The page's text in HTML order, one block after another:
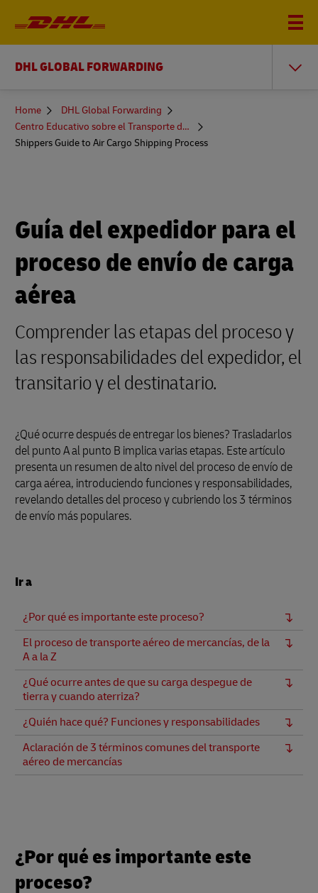
DHL GLOBAL FORWARDING
You
here
Home
DHL Global Forwarding
Centro Educativo sobre el Transporte de Mercancías
Shippers Guide to Air Cargo Shipping Process
Guía del expedidor para el
proceso de envío de carga
aérea
Comprender las etapas del proceso y
las responsabilidades del expedidor, el
transitario y el destinatario.
¿Qué ocurre después de entregar los bienes? Trasladarlos
del punto A al punto B implica varias etapas. Este artículo
presenta un resumen de alto nivel del proceso de envío de
carga aérea, introduciendo funciones y responsabilidades,
revelando detalles del proceso y cubriendo los 3 términos
de envío más populares.
Ir a
¿Por qué es importante este proceso?
El proceso de transporte aéreo de mercancías, de la
A a la Z
¿Qué ocurre antes de que su carga despegue de
tierra y cuando aterriza?
¿Quién hace qué? Funciones y responsabilidades
Aclaración de 3 términos comunes del transporte
aéreo de mercancías
¿Por qué es importante este
proceso?